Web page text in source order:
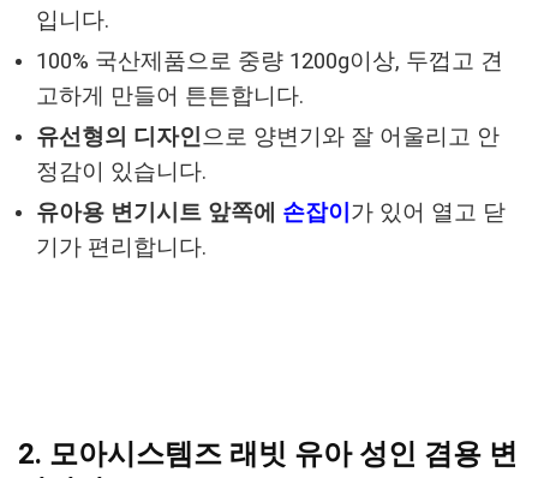
입니다.
100% 국산제품으로 중량 1200g이상, 두껍고 견
고하게 만들어 튼튼합니다.
유선형의 디자인으로 양변기와 잘 어울리고 안
정감이 있습니다.
유아용 변기시트 앞쪽에 손잡이 가 있어 열고 닫
기가 편리합니다.
2. 모아시스템즈 래빗 유아 성인 겸용 변